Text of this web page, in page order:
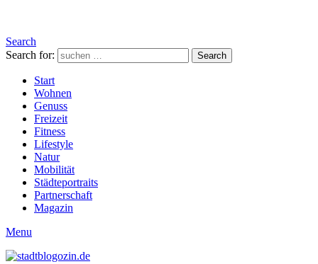
Search
Search for:
Search
Start
Wohnen
Genuss
Freizeit
Fitness
Lifestyle
Natur
Mobilität
Städteportraits
Partnerschaft
Magazin
Menu